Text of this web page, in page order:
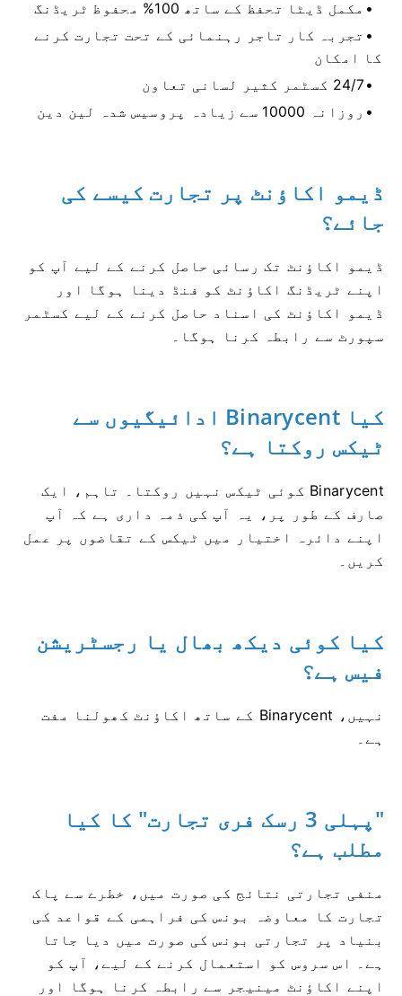
مکمل ڈیٹا تحفظ کے ساتھ 100% محفوظ ٹریڈنگ
تجربہ کار تاجر رہنمائی کے تحت تجارت کرنے
کا امکان
24/7 کسٹمر کثیر لسانی تعاون
روزانہ 10000 سے زیادہ پروسیس شدہ لین دین
ڈیمو اکاؤنٹ پر تجارت کیسے کی
جائے؟
ڈیمو اکاؤنٹ تک رسائی حاصل کرنے کے لیے آپ کو
اپنے ٹریڈنگ اکاؤنٹ کو فنڈ دینا ہوگا اور
ڈیمو اکاؤنٹ کی اسناد حاصل کرنے کے لیے کسٹمر
سپورٹ سے رابطہ کرنا ہوگا۔
کیا Binarycent ادائیگیوں سے
ٹیکس روکتا ہے؟
Binarycent کوئی ٹیکس نہیں روکتا۔
تاہم، ایک
صارف کے طور پر، یہ آپ کی ذمہ داری ہے کہ آپ
اپنے دائرہ اختیار میں ٹیکس کے تقاضوں پر عمل
کریں۔
کیا کوئی دیکھ بھال یا رجسٹریشن
فیس ہے؟
نہیں، Binarycent کے ساتھ اکاؤنٹ کھولنا مفت
ہے۔
"پہلی 3 رسک فری تجارت" کا کیا
مطلب ہے؟
منفی تجارتی نتائج کی صورت میں، خطرے سے پاک
تجارت کا معاوضہ بونس کی فراہمی کے قواعد کی
بنیاد پر تجارتی بونس کی صورت میں دیا جاتا
ہے۔
اس سروس کو استعمال کرنے کے لیے، آپ کو
اپنے اکاؤنٹ مینیجر سے رابطہ کرنا ہوگا اور